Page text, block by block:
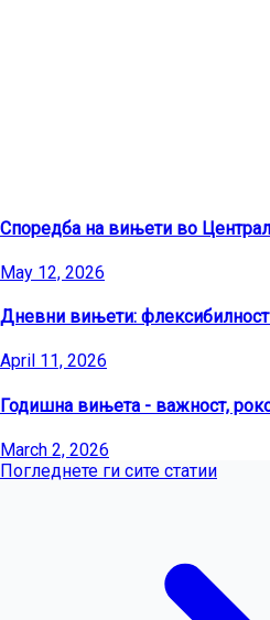
Споредба на вињети во
May 12, 2026
Дневни вињети:
April 11, 2026
Годишна вињета - важност,
March 2, 2026
Погледнете ги сите статии